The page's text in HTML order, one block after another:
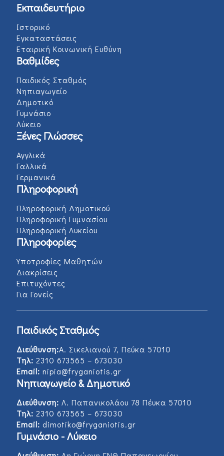
Εκπαιδευτήριο
Ιστορικό
Εγκαταστάσεις
Εταιρική Κοινωνική Ευθύνη
Βαθμίδες
Παιδικός Σταθμός
Νηπιαγωγείο
Δημοτικό
Γυμνάσιο
Λύκειο
Ξένες Γλώσσες
Αγγλικά
Γαλλικά
Γερμανικά
Πληροφορική
Πληροφορική Δημοτικού
Πληροφορική Γυμνασίου
Πληροφορική Λυκείου
Πληροφορίες
Υποτροφίες Μαθητών
Διακρίσεις
Επιτυχόντες
Για Γονείς
Παιδικός Σταθμός
Διεύθυνση:Α. Σικελιανού 7, Πεύκα 57010
Τηλ: 2310 673565 – 673030
Email: nipia@fryganiotis.gr
Νηπιαγωγείο & Δημοτικό
Διεύθυνση: Λ. Παπανικολάου 78 Πέυκα 57010
Τηλ: 2310 673565 – 673030
Email: dimotiko@fryganiotis.gr
Γυμνάσιο - Λύκειο